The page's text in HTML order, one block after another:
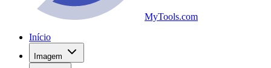
MyTools.com
Início
Imagem